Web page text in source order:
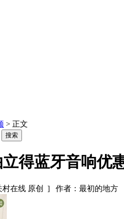
> 正文
得蓝牙音响优
村在线 原创 ] 作者：最初的地方